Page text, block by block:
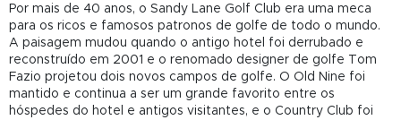
Por mais de 40 anos, o Sandy Lane Golf Club era uma meca
para os ricos e famosos patronos de golfe de todo o mundo.
A paisagem mudou quando o antigo hotel foi derrubado e
reconstruído em 2001 e o renomado designer de golfe Tom
Fazio projetou dois novos campos de golfe. O Old Nine foi
mantido e continua a ser um grande favorito entre os
hóspedes do hotel e antigos visitantes, e o Country Club foi